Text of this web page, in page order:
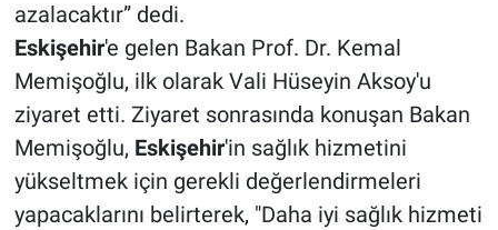
azalacaktır” dedi.
Eskişehir'e gelen Bakan Prof. Dr. Kemal
Memişoğlu, ilk olarak Vali Hüseyin Aksoy'u
ziyaret etti. Ziyaret sonrasında konuşan Bakan
Memişoğlu, Eskişehir'in sağlık hizmetini
yükseltmek için gerekli değerlendirmeleri
yapacaklarını belirterek, "Daha iyi sağlık hizmeti